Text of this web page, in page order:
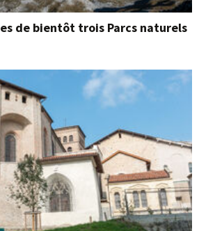
de bientôt trois Parcs naturels